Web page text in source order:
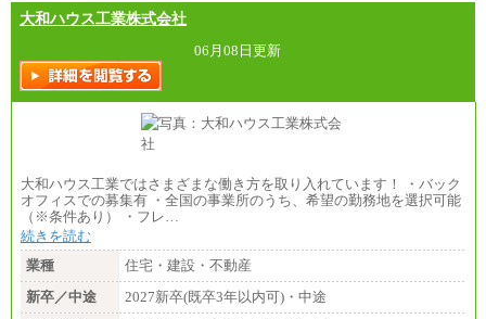
大和ハウス工業株式会社
06月08日更新
大和ハウス工業ではさまざまな働き方を取り入れています！ ・バック
オフィスでの募集有 ・全国の事業所のうち、希望の勤務地を選択可能
（※条件あり） ・フレ…
続きを読む
業種
住宅・建設・不動産
新卒／中途
2027新卒(既卒3年以内可)・中途